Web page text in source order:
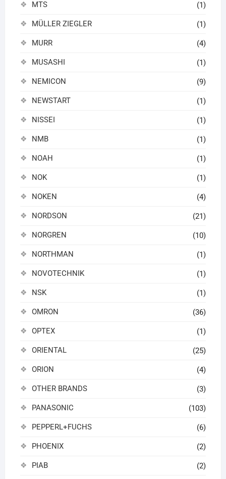
MTS (1)
MÜLLER ZIEGLER (1)
MURR (4)
MUSASHI (1)
NEMICON (9)
NEWSTART (1)
NISSEI (1)
NMB (1)
NOAH (1)
NOK (1)
NOKEN (4)
NORDSON (21)
NORGREN (10)
NORTHMAN (1)
NOVOTECHNIK (1)
NSK (1)
OMRON (36)
OPTEX (1)
ORIENTAL (25)
ORION (4)
OTHER BRANDS (3)
PANASONIC (103)
PEPPERL+FUCHS (6)
PHOENIX (2)
PIAB (2)